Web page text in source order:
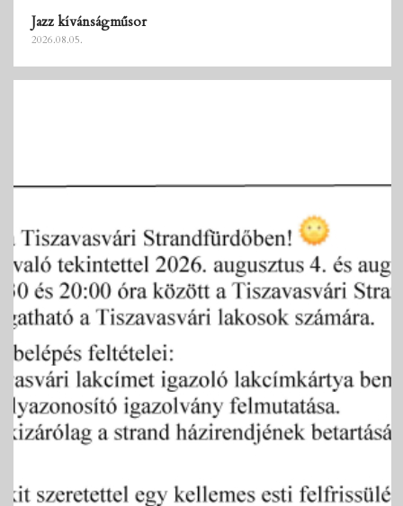
Jazz kívánságműsor
2026.08.05.